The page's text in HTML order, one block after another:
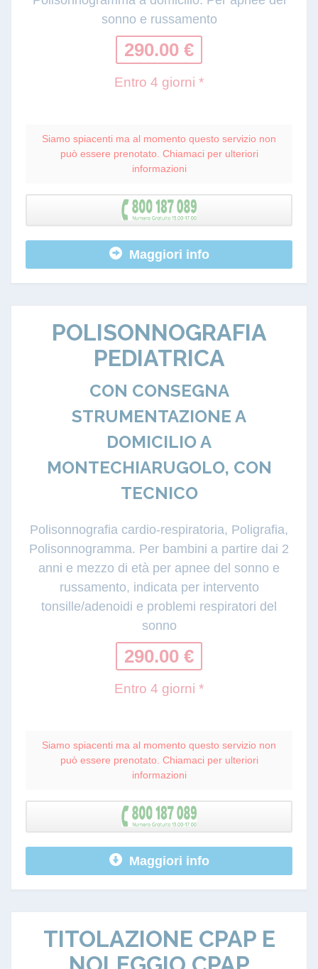
sonno e russamento
290.00 €
Entro 4 giorni *
Siamo spiacenti ma al momento questo servizio non
può essere prenotato. Chiamaci per ulteriori
informazioni
Maggiori info
POLISONNOGRAFIA
PEDIATRICA
CON CONSEGNA
STRUMENTAZIONE A
DOMICILIO A
MONTECHIARUGOLO, CON
TECNICO
Polisonnografia cardio-respiratoria, Poligrafia,
Polisonnogramma. Per bambini a partire dai 2
anni e mezzo di età per apnee del sonno e
russamento, indicata per intervento
tonsille/adenoidi e problemi respiratori del
sonno
290.00 €
Entro 4 giorni *
Siamo spiacenti ma al momento questo servizio non
può essere prenotato. Chiamaci per ulteriori
informazioni
Maggiori info
TITOLAZIONE CPAP E